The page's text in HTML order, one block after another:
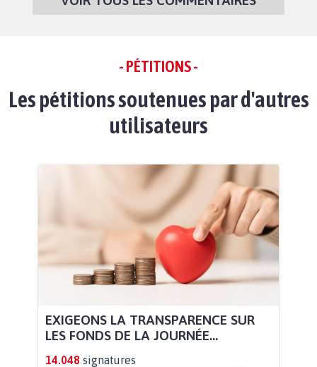
- PÉTITIONS -
Les pétitions soutenues par d'autres
utilisateurs
EXIGEONS LA TRANSPARENCE SUR
LES FONDS DE LA JOURNÉE...
14.048 signatures